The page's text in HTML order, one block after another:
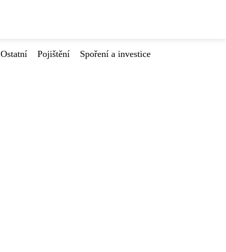
Ostatní Pojištění
Spoření a investice